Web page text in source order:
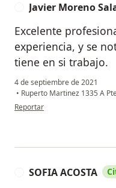
Javier Moreno
Excelente
experiencia, y se
tiene en si trabajo.
4 de septiembre de 2021
• Ruperto Martinez 1335 A
en opinión del usuario Javier
Reportar
SOFIA ACOSTA